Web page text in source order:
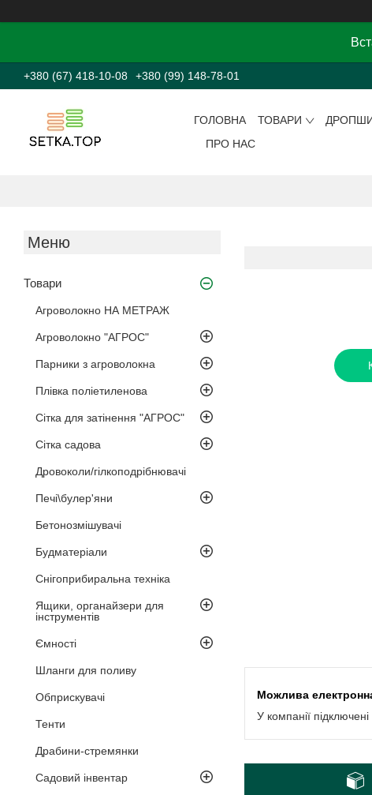
+380 (67) 418-10-08 +380 (99) 148-78-01
ГОЛОВНА ТОВАРИ
ПРО НАС
Товари
Агроволокно НА МЕТРАЖ
Агроволокно "АГРОС"
Парники з агроволокна
Плівка поліетиленова
Сітка для затінення "АГРОС"
Сітка садова
Дровоколи/гілкоподрібнювачі
Печі\булер'яни
Бетонозмішувачі
Будматеріали
Снігоприбиральна техніка
Ящики, органайзери для
інструментів
Ємності
Шланги для поливу
Обприскувачі
Тенти
Драбини-стремянки
Садовий інвентар
У компанії